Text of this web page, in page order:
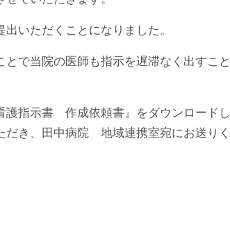
いただくことになりました。
で当院の医師も指示を遅滞なく出すこ
指示書 作成依頼書』をダウンロードし
き、田中病院 地域連携室宛にお送りく